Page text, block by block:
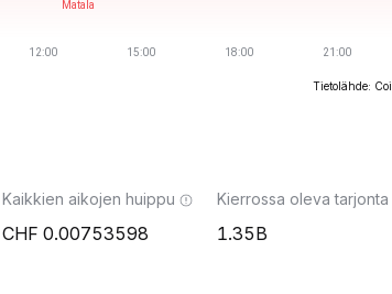
Tietolähde:
Kaikkien aikojen huippu
0.00753598
Kierrossa oleva tarjonta
1.35B